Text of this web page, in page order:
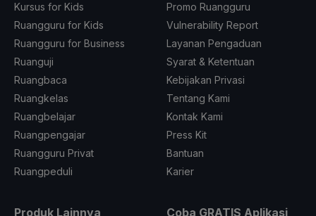
Kursus for Kids
Ruangguru for Kids
Ruangguru for Business
Ruanguji
Ruangbaca
Ruangkelas
Ruangbelajar
Ruangpengajar
Ruangguru Privat
Ruangpeduli
Promo Ruangguru
Vulnerability Report
Layanan Pengaduan
Syarat & Ketentuan
Kebijakan Privasi
Tentang Kami
Kontak Kami
Press Kit
Bantuan
Karier
Produk Lainnya Coba GRATIS Aplikasi